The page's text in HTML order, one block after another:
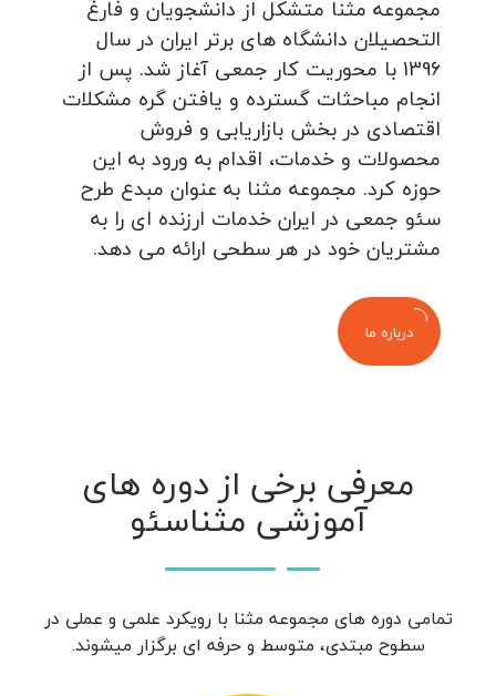
مجموعه مثنا متشکل از دانشجویان و فارغ
التحصیلان دانشگاه های برتر ایران در سال
1396 با محوریت کار جمعی آغاز شد. پس از
انجام مباحثات گسترده و یافتن گره مشکلات
اقتصادی در بخش بازاریابی و فروش
محصولات و خدمات، اقدام به ورود به این
حوزه کرد. مجموعه مثنا به عنوان مبدع طرح
سئو جمعی در ایران خدمات ارزنده ای را به
مشتریان خود در هر سطحی ارائه می دهد.
درباره ما
معرفی برخی از دوره های
آموزشی مثناسئو
تمامی دوره های مجموعه مثنا با رویکرد علمی و عملی در
سطوح مبتدی، متوسط و حرفه ای برگزار میشوند.